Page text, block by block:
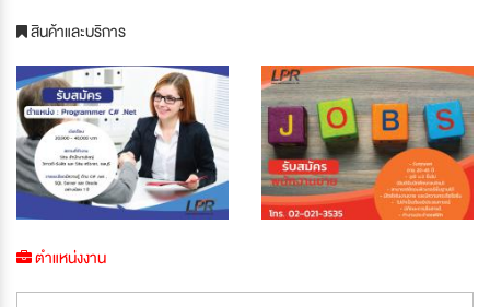
สินค้าและบริการ
ตำแหน่งงาน